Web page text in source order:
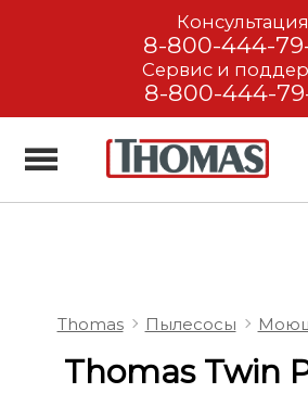
Консультация
8-800-444-
Сервис и
8-800-444-
Thomas Пылесосы
Thomas Twin